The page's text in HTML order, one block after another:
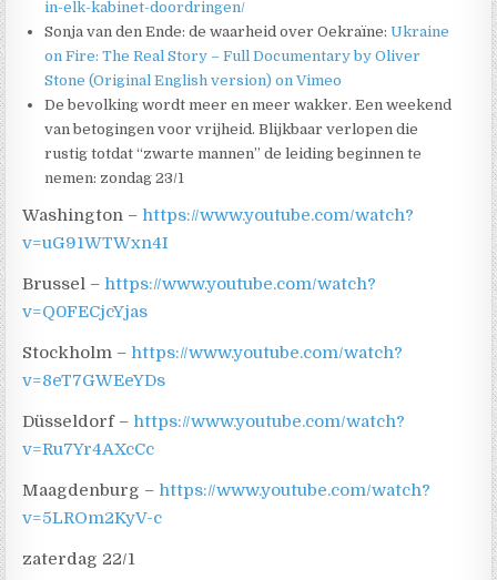
in-elk-kabinet-doordringen/
Sonja van den Ende: de waarheid over Oekraïne:Ukraine
on Fire: The Real Story – Full Documentary by Oliver
Stone (Original English version) on Vimeo
De bevolking wordt meer en meer wakker. Een weekend
van betogingen voor vrijheid. Blijkbaar verlopen die
rustig totdat “zwarte mannen” de leiding beginnen te
nemen: zondag 23/1
Washington – https://www.youtube.com/watch?
v=uG91WTWxn4I
Brussel – https://www.youtube.com/watch?
v=Q0FECjcYjas
Stockholm – https://www.youtube.com/watch?
v=8eT7GWEeYDs
Düsseldorf – https://www.youtube.com/watch?
v=Ru7Yr4AXcCc
Maagdenburg – https://www.youtube.com/watch?
v=5LROm2KyV-c
zaterdag 22/1